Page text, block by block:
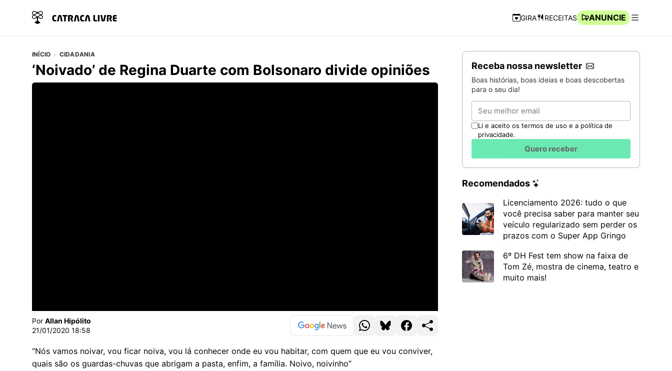
Navegação Rápida
GIRA RECEITAS
ANUNCIE
INÍCIO CIDADANIA
‘Noivado’ de Regina Duarte com Bolsonaro divide opiniões
Vídeo do artigo
Por Allan Hipólito
21/01/2020 18:58
“Nós vamos noivar, vou ficar noiva, vou lá conhecer onde eu vou habitar, com quem que eu vou conviver,
quais são os guardas-chuvas que abrigam a pasta, enfim, a família. Noivo, noivinho”
Receba nossa newsletter
Boas histórias, boas ideias e boas descobertas
para o seu dia!
Email
Li e aceito os termos de uso e a política de
privacidade.
Quero receber
Recomendados
Licenciamento 2026: tudo o que
você precisa saber para manter seu
veículo regularizado sem perder os
prazos com o Super App Gringo
6º DH Fest tem show na faixa de
Tom Zé, mostra de cinema, teatro e
muito mais!